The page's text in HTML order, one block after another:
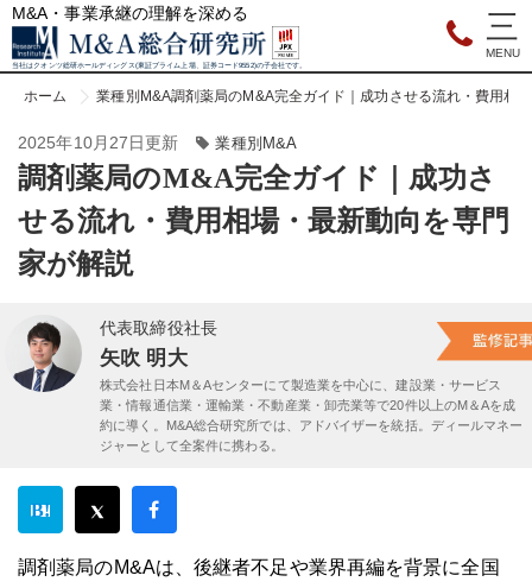
M&A・事業承継の理解を深める
当社はクオンツ総研ホールディングス(東証プライム上場、証券コード9552)の子会社です。
ホーム 業種別M&A調剤薬局のM&A完全ガイド｜成功させる流れ・費用相
2025年10月27日更新 業種別M&A
調剤薬局のM&A完全ガイド｜成功さ
せる流れ・費用相場・最新動向を専門
家が解説
代表取締役社長
矢吹 明大
株式会社日本M＆Aセンターにて製造業を中心に、建設業・サービス
業・情報通信業・運輸業・不動産業・卸売業等で20件以上のM＆Aを成
約に導く。M&A総合研究所では、アドバイザーを統括。ディールマネー
ジャーとして全案件に携わる。
調剤薬局のM&Aは、後継者不足や業界再編を背景に全国